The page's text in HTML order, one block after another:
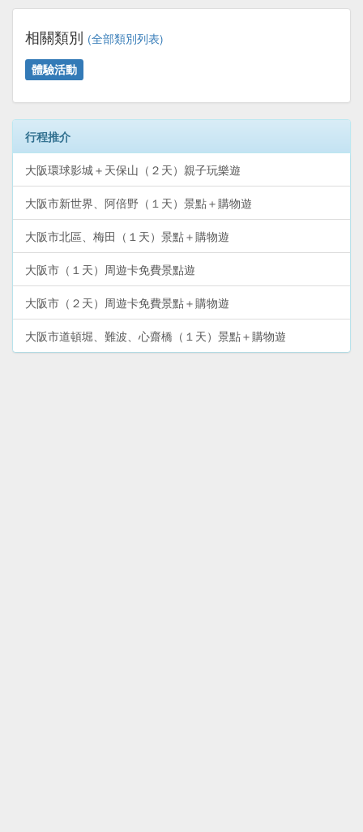
相關類別 (全部類別列表)
體驗活動
行程推介
大阪環球影城＋天保山（２天）親子玩樂遊
大阪市新世界、阿倍野（１天）景點＋購物遊
大阪市北區、梅田（１天）景點＋購物遊
大阪市（１天）周遊卡免費景點遊
大阪市（２天）周遊卡免費景點＋購物遊
大阪市道頓堀、難波、心齋橋（１天）景點＋購物遊